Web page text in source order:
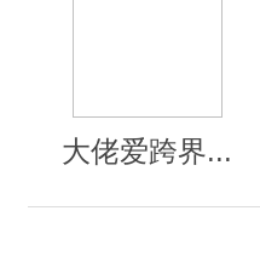
大佬爱跨界...